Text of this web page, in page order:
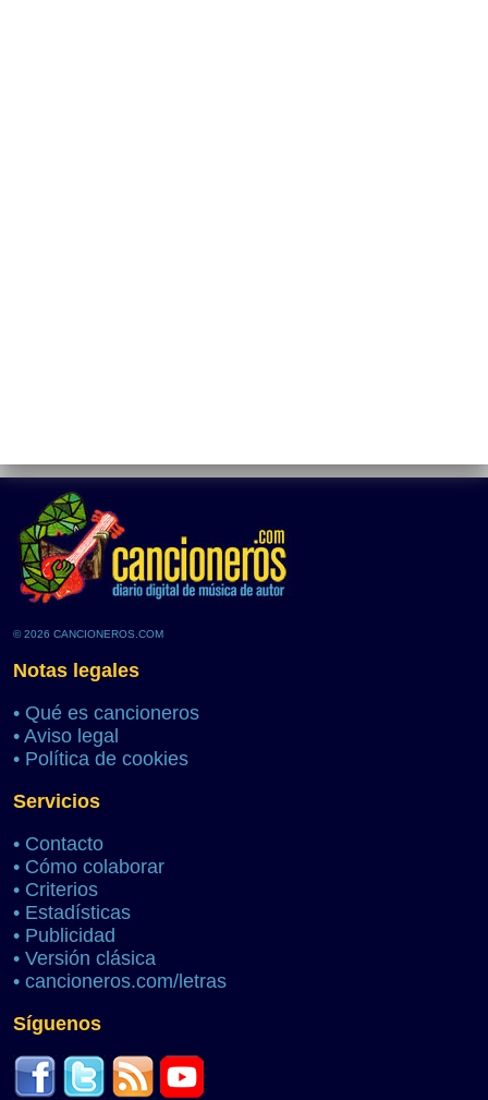
© 2026 CANCIONEROS.COM
Notas legales
• Qué es cancioneros
• Aviso legal
• Política de cookies
Servicios
• Contacto
• Cómo colaborar
• Criterios
• Estadísticas
• Publicidad
• Versión clásica
• cancioneros.com/letras
Síguenos